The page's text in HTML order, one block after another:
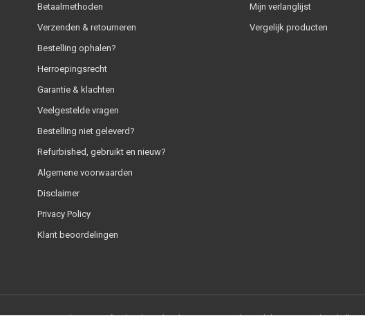
Betaalmethoden
Verzenden & retourneren
Bestelling ophalen?
Herroepingsrecht
Garantie & klachten
Veelgestelde vragen
Bestelling niet geleverd?
Refurbished, gebruikt en nieuw?
Algemene voorwaarden
Disclaimer
Privacy Policy
Klant beoordelingen
Mijn verlanglijst
Vergelijk producten
ByDMWSxPlus+|RSS-feed|SaleMedia.nl 9.0/10-1837beoordelingen opWebwinkelkeur